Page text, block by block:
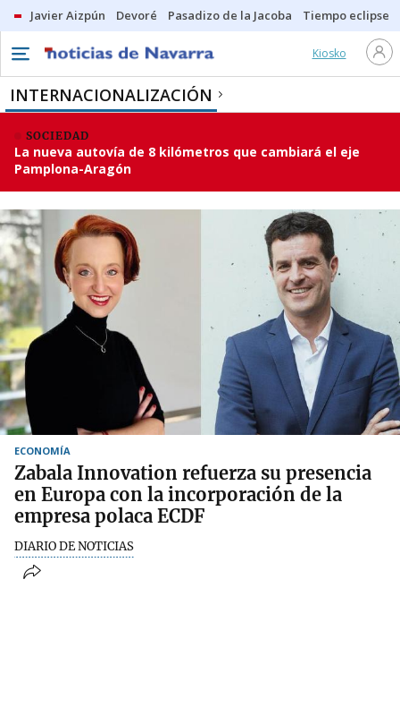
Javier Aizpún Devoré Pasadizo de la Jacoba Tiempo eclipse
Kiosko
INTERNACIONALIZACIÓN
SOCIEDAD
La nueva autovía de 8 kilómetros que cambiará el eje
Pamplona-Aragón
ECONOMÍA
Zabala Innovation refuerza su presencia
en Europa con la incorporación de la
empresa polaca ECDF
DIARIO DE NOTICIAS